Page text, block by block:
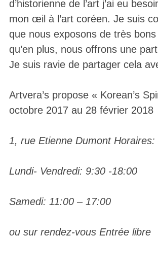
d’historienne de l’art j’ai eu
mon œil à l’art coréen. Je suis
que nous exposons de très
qu’en plus, nous offrons une
Je suis ravie de partager cela
Artvera’s propose « Korean’s
octobre 2017 au 28 février 2018
1, rue Etienne Dumont Horaires:
Lundi- Vendredi: 9:30 -18:00
Samedi: 11:00 – 17:00
ou sur rendez-vous Entrée libre